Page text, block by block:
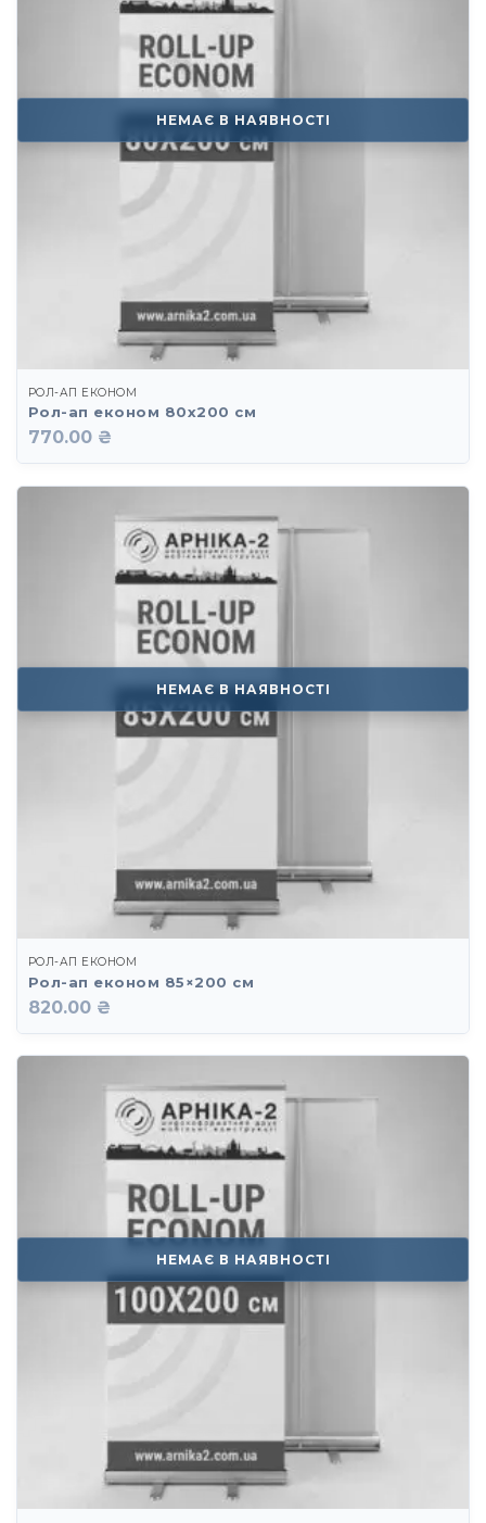
НЕМАЄ В НАЯВНОСТІ
РОЛ-АП ЕКОНОМ
Рол-ап економ 80х200 см
770.00 ₴
НЕМАЄ В НАЯВНОСТІ
РОЛ-АП ЕКОНОМ
Рол-ап економ 85×200 см
820.00 ₴
НЕМАЄ В НАЯВНОСТІ